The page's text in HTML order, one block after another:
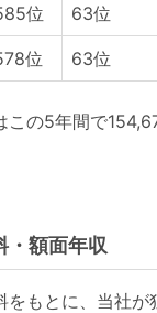
位 63位
位 63位
の5年間で
・額面年収
もとに、当社